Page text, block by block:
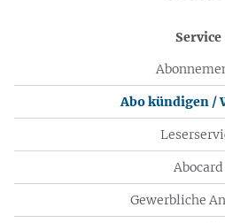
Service
Abo kündigen /
Abocard
Gewerbliche